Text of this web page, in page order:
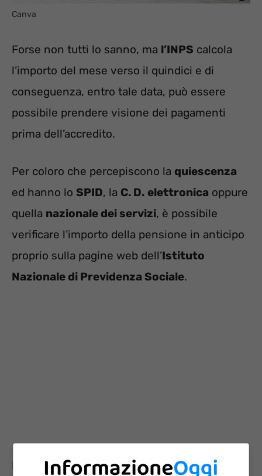
Canva
Forse non tutti lo sanno, ma l’INPS calcola
l’importo del mese verso il quindici e di
conseguenza, entro tale data, può essere
possibile prendere visione dei pagamenti
prima dell’accredito.
Per coloro che percepiscono la quiescenza
ed hanno lo SPID, la C. D. elettronica oppure
quella nazionale dei servizi, è possibile
verificare l’importo della pensione in anticipo
proprio sulla pagine web dell’Istituto
Nazionale di Previdenza Sociale.
Dunque, per prendere visione dell’importo